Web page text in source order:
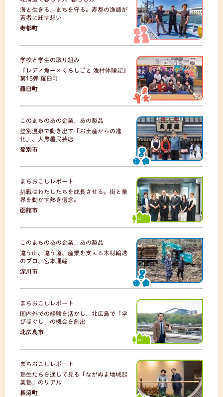
海と生きる、まちを守る。寿都の漁師が
若者に託す想い
寿都町
学校と学生の取り組み
『レディ魚ー×くらしごと 漁村体験記』
第15弾 羅臼町
羅臼町
このまちのあの企業、あの製品
登別温泉で動き出す「お土産からの進
化」。大黒屋民芸店
登別市
まちおこしレポート
挑戦はわたしたちを成長させる。街と業
界を動かす熱き信念。
函館市
このまちのあの企業、あの製品
違う山、違う道。産業を支える木材輸送
のプロ。宮本運輸
深川市
まちおこしレポート
国内外での経験を活かし、北広島で「学
びほぐし」の機会を創出
北広島市
まちおこしレポート
塾生たちを通して見る「ながぬま地域起
業塾」のリアル
長沼町